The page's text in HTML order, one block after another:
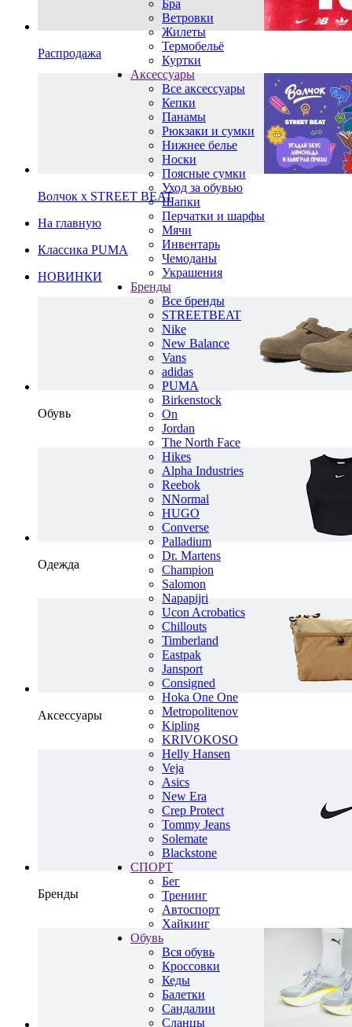
Бра
Ветровки
Жилеты
Термобельё
Куртки
Аксессуары
Все аксессуары
Кепки
Панамы
Рюкзаки и сумки
Нижнее белье
Носки
Поясные сумки
Уход за обувью
Шапки
Перчатки и шарфы
Мячи
Инвентарь
Чемоданы
Украшения
Бренды
Все бренды
STREETBEAT
Nike
New Balance
Vans
adidas
PUMA
Birkenstock
On
Jordan
The North Face
Hikes
Alpha Industries
Reebok
NNormal
HUGO
Converse
Palladium
Dr. Martens
Champion
Salomon
Napapijri
Ucon Acrobatics
Chillouts
Timberland
Eastpak
Jansport
Consigned
Hoka One One
Metropolitenov
Kipling
KRIVOKOSO
Helly Hansen
Veja
Asics
New Era
Crep Protect
Tommy Jeans
Solemate
Blackstone
СПОРТ
Бег
Тренинг
Автоспорт
Хайкинг
Обувь
Вся обувь
Кроссовки
Кеды
Балетки
Сандалии
Сланцы
Распродажа
Волчок х STREET BEAT
На главную
Классика PUMA
НОВИНКИ
Обувь
Одежда
Аксессуары
Бренды